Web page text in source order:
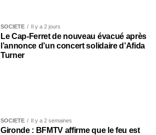
SOCIÉTÉ Il y a 2 jours
Le Cap-Ferret de nouveau évacué après
l’annonce d’un concert solidaire d’Afida
Turner
SOCIÉTÉ Il y a 2 semaines
Gironde : BFMTV affirme que le feu est